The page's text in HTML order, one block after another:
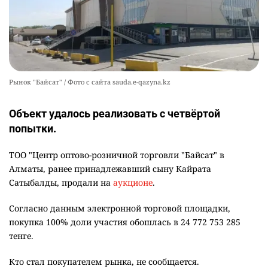
Рынок "Байсат" / Фото с сайта sauda.e-qazyna.kz
Объект удалось реализовать с четвёртой
попытки.
ТОО "Центр оптово-розничной торговли "Байсат" в
Алматы, ранее принадлежавший сыну Кайрата
Сатыбалды, продали на аукционе.
Согласно данным электронной торговой площадки,
покупка 100% доли участия обошлась в 24 772 753 285
тенге.
Кто стал покупателем рынка, не сообщается.